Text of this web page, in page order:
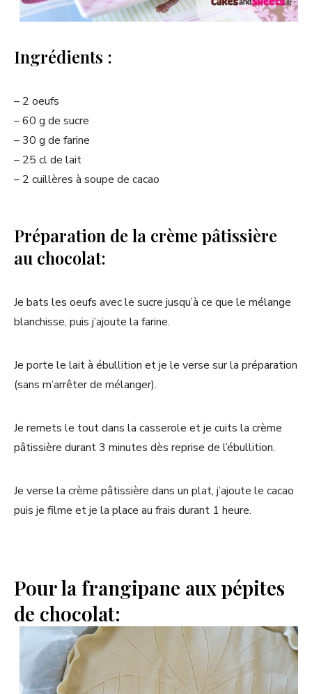
Ingrédients :
– 2 oeufs
– 60 g de sucre
– 30 g de farine
– 25 cl de lait
– 2 cuillères à soupe de cacao
Préparation de la crème pâtissière
au chocolat:
Je bats les oeufs avec le sucre jusqu’à ce que le mélange
blanchisse, puis j’ajoute la farine.
Je porte le lait à ébullition et je le verse sur la préparation
(sans m’arrêter de mélanger).
Je remets le tout dans la casserole et je cuits la crème
pâtissière durant 3 minutes dès reprise de l’ébullition.
Je verse la crème pâtissière dans un plat, j’ajoute le cacao
puis je filme et je la place au frais durant 1 heure.
Pour la frangipane aux pépites
de chocolat: